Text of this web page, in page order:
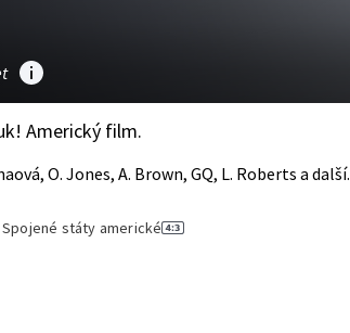
Americký film.
O. Jones, A. Brown, GQ, L. Roberts a další.
Spojené státy americké